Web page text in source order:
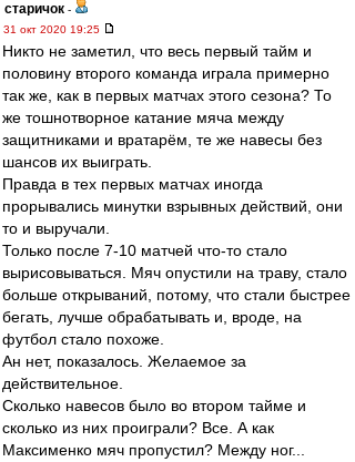
старичок -
31 окт 2020 19:25
Никто не заметил, что весь первый тайм и
половину второго команда играла примерно
так же, как в первых матчах этого сезона? То
же тошнотворное катание мяча между
защитниками и вратарём, те же навесы без
шансов их выиграть.
Правда в тех первых матчах иногда
прорывались минутки взрывных действий, они
то и выручали.
Только после 7-10 матчей что-то стало
вырисовываться. Мяч опустили на траву, стало
больше открываний, потому, что стали быстрее
бегать, лучше обрабатывать и, вроде, на
футбол стало похоже.
Ан нет, показалось. Желаемое за
действительное.
Сколько навесов было во втором тайме и
сколько из них проиграли? Все. А как
Максименко мяч пропустил? Между ног...